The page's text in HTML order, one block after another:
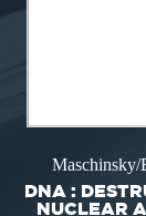
DNA :
NUCLEAR